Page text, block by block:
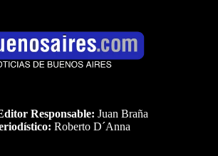
Responsable: Juan Braña
Roberto D´Anna